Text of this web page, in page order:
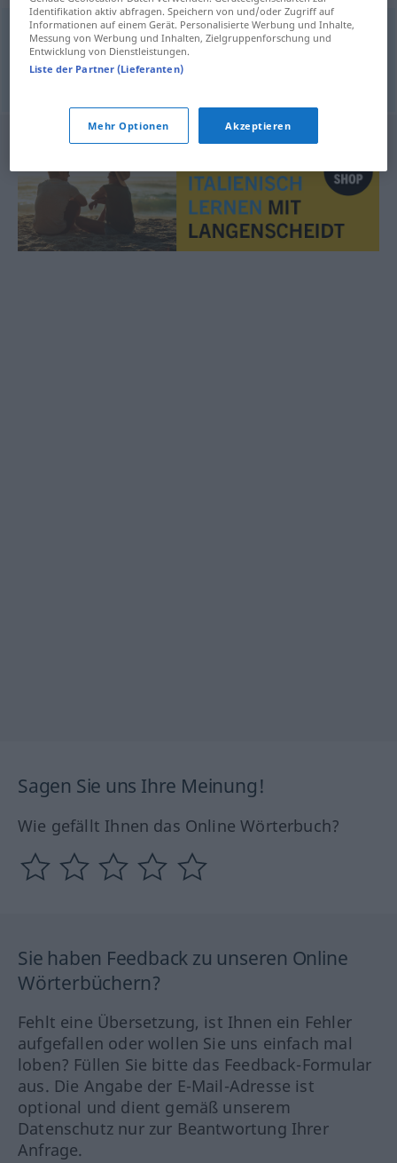
bonbonfarben,knallig,farbenprächtig
Sagen Sie uns Ihre Meinung!
Wie gefällt Ihnen das Online Wörterbuch?
Sie haben Feedback zu unseren Online
Wörterbüchern?
Fehlt eine Übersetzung, ist Ihnen ein Fehler
aufgefallen oder wollen Sie uns einfach mal
loben? Füllen Sie bitte das Feedback-Formular
aus. Die Angabe der E-Mail-Adresse ist
optional und dient gemäß unserem
Datenschutz nur zur Beantwortung Ihrer
Anfrage.
Identifikation aktiv abfragen. Speichern von und/oder Zugriff auf
Informationen auf einem Gerät. Personalisierte Werbung und Inhalte,
Messung von Werbung und Inhalten, Zielgruppenforschung und
Entwicklung von Dienstleistungen.
Liste der Partner (Lieferanten)
Mehr Optionen Akzeptieren